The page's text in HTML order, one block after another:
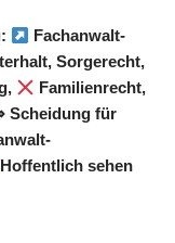
Fachanwalt-
Sorgerecht,
Familienrecht,
Scheidung für
Hoffentlich sehen